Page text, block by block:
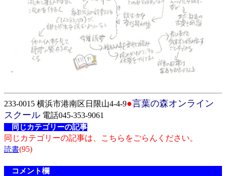
233-0015 横浜市港南区日限山4-4-9●言葉の森オンライン
スクール 電話045-353-9061
同じカテゴリーの記事
同じカテゴリーの記事は、こちらをごらんください。
読書(95)
コメント欄